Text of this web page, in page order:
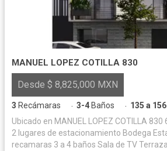
MANUEL LOPEZ COTILLA 830
Desde $ 8,825,000 MXN
3 Recámaras · 3-4 Baños · 135 a 156
Ubicado en MANUEL LOPEZ COTILLA 830 6 casas en condominio
2 lugares de estacionamiento Bodega Estanca Comedor 3
recamaras 3 a 4 baños Sala de TV Terraza a la intemperie Patio